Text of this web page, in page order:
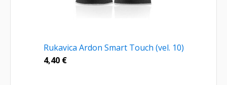
Rukavica Ardon Smart Touch (vel. 10)
4,40 €